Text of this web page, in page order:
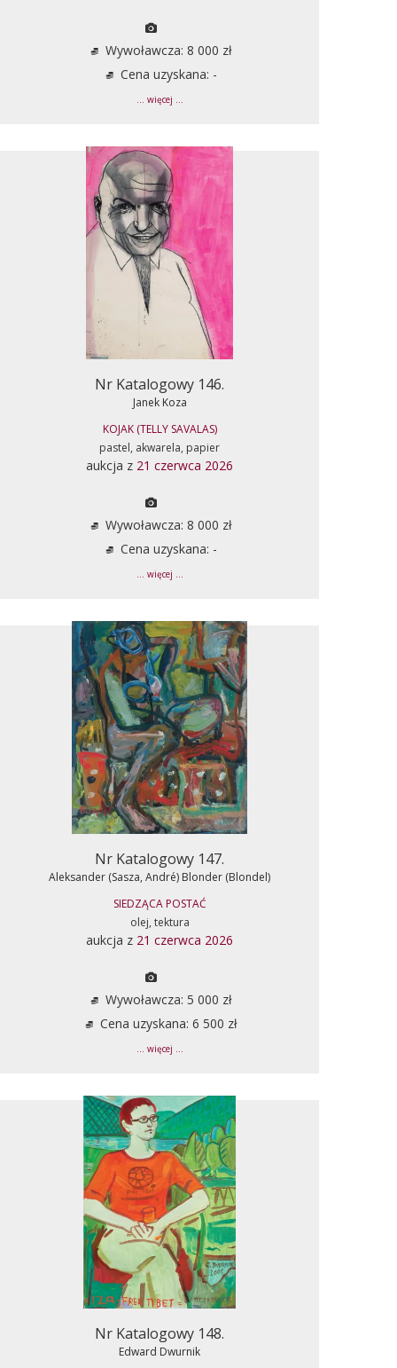
Wywoławcza: 8 000 zł
Cena uzyskana: -
... więcej ...
Nr Katalogowy 146.
Janek Koza
KOJAK (TELLY SAVALAS)
pastel, akwarela, papier
aukcja z 21 czerwca 2026
Wywoławcza: 8 000 zł
Cena uzyskana: -
... więcej ...
Nr Katalogowy 147.
Aleksander (Sasza, André) Blonder (Blondel)
SIEDZĄCA POSTAĆ
olej, tektura
aukcja z 21 czerwca 2026
Wywoławcza: 5 000 zł
Cena uzyskana: 6 500 zł
... więcej ...
Nr Katalogowy 148.
Edward Dwurnik